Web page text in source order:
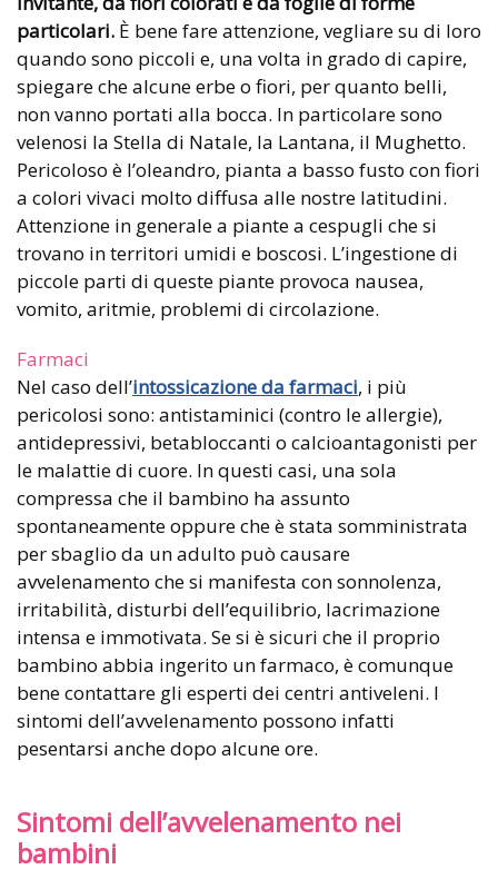
particolari. È bene fare attenzione, vegliare su di loro
quando sono piccoli e, una volta in grado di capire,
spiegare che alcune erbe o fiori, per quanto belli,
non vanno portati alla bocca. In particolare sono
velenosi la Stella di Natale, la Lantana, il Mughetto.
Pericoloso è l’oleandro, pianta a basso fusto con fiori
a colori vivaci molto diffusa alle nostre latitudini.
Attenzione in generale a piante a cespugli che si
trovano in territori umidi e boscosi. L’ingestione di
piccole parti di queste piante provoca nausea,
vomito, aritmie, problemi di circolazione.
Farmaci
Nel caso dell’intossicazione da farmaci, i più
pericolosi sono: antistaminici (contro le allergie),
antidepressivi, betabloccanti o calcioantagonisti per
le malattie di cuore. In questi casi, una sola
compressa che il bambino ha assunto
spontaneamente oppure che è stata somministrata
per sbaglio da un adulto può causare
avvelenamento che si manifesta con sonnolenza,
irritabilità, disturbi dell’equilibrio, lacrimazione
intensa e immotivata. Se si è sicuri che il proprio
bambino abbia ingerito un farmaco, è comunque
bene contattare gli esperti dei centri antiveleni. I
sintomi dell’avvelenamento possono infatti
pesentarsi anche dopo alcune ore.
Sintomi dell’avvelenamento nei
bambini